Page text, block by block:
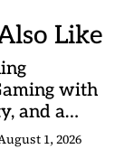
Like
with
and a
1, 2026